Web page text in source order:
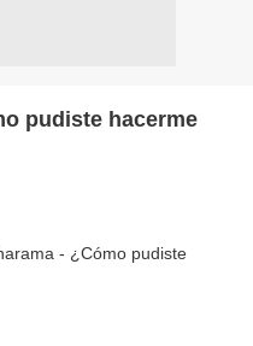
pudiste hacerme